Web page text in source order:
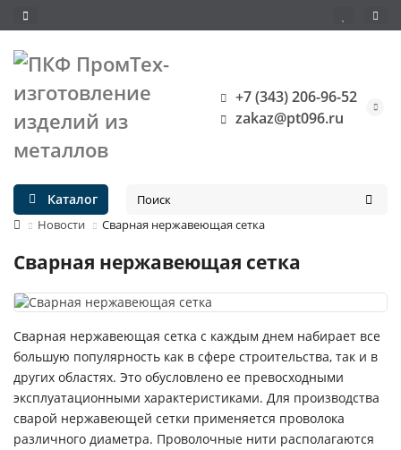
+7 (343) 206-96-52
zakaz@pt096.ru
Каталог
Новости Сварная нержавеющая сетка
Сварная нержавеющая сетка
Сварная нержавеющая сетка с каждым днем набирает все
большую популярность как в сфере строительства, так и в
других областях. Это обусловлено ее превосходными
эксплуатационными характеристиками. Для производства
сварой нержавеющей сетки применяется проволока
различного диаметра. Проволочные нити располагаются